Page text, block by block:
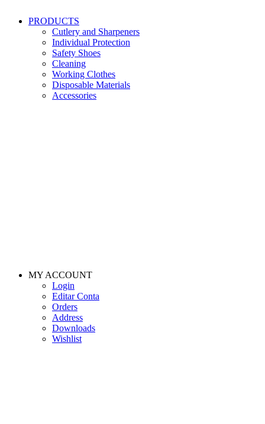
PRODUCTS
Cutlery and Sharpeners
Individual Protection
Safety Shoes
Cleaning
Working Clothes
Disposable Materials
Accessories
MY ACCOUNT
Login
Editar Conta
Orders
Address
Downloads
Wishlist